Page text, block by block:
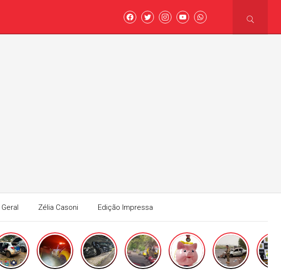
Geral Zélia Casoni Edição Impressa